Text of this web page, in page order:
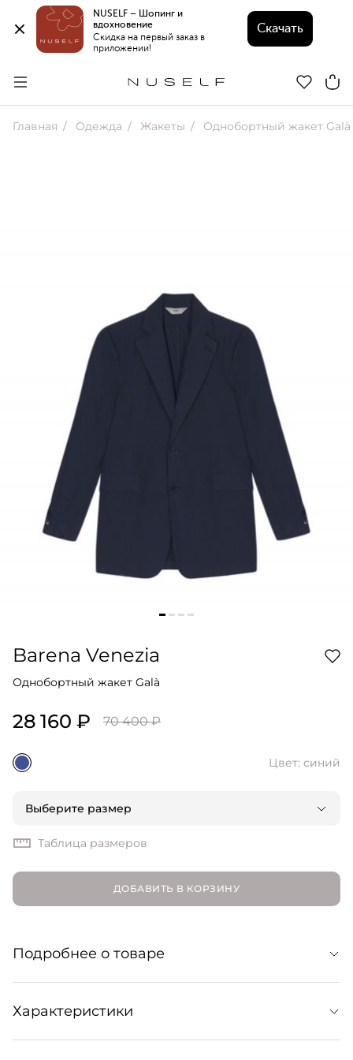
NUSELF – Шопинг и
вдохновение
Скидка на первый заказ в
приложении!
Скачать
Главная Одежда Жакеты Однобортный жакет Galà
Barena Venezia
Однобортный жакет Galà
28 160 ₽ 70 400 ₽
Цвет: синий
Выберите размер
Таблица размеров
ДОБАВИТЬ В КОРЗИНУ
Подробнее о товаре
Однобортный жакет в силуэте оверсайз из плотного
хлопка. Классический крой и универсальный оттенок
делают модель незаменимым слагаемым базового
Характеристики